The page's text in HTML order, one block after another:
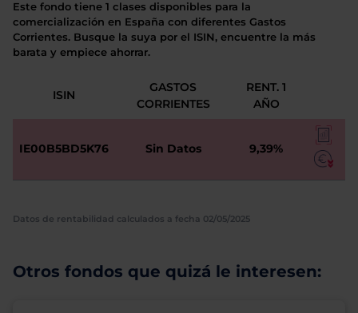
Este fondo tiene 1 clases disponibles para la
comercialización en España con diferentes Gastos
Corrientes. Busque la suya por el ISIN, encuentre la más
barata y empiece ahorrar.
ISIN
GASTOS
CORRIENTES
RENT. 1
AÑO
IE00B5BD5K76 Sin Datos 9,39%
Datos de rentabilidad calculados a fecha 02/05/2025
Otros fondos que quizá le interesen: